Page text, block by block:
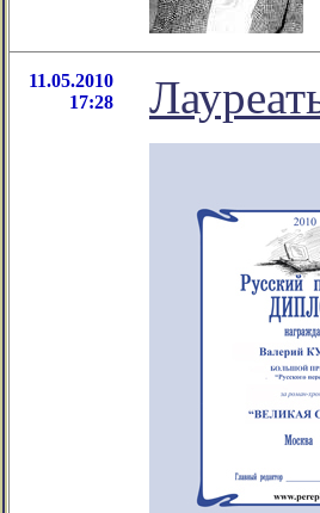
11.05.2010
17:28